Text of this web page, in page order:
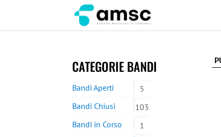
CATEGORIE BANDI
Bandi Aperti
5
Bandi Chiusi
103
Bandi in Corso
1